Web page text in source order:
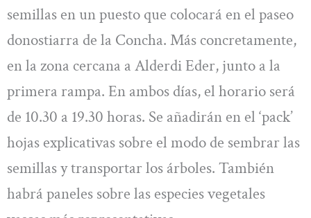
semillas en un puesto que colocará en el paseo
donostiarra de la Concha. Más concretamente,
en la zona cercana a Alderdi Eder, junto a la
primera rampa. En ambos días, el horario será
de 10.30 a 19.30 horas. Se añadirán en el ‘pack’
hojas explicativas sobre el modo de sembrar las
semillas y transportar los árboles. También
habrá paneles sobre las especies vegetales